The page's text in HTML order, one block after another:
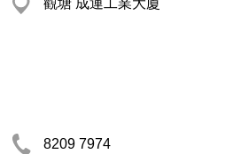
觀塘 成運工業大廈
8209 7974